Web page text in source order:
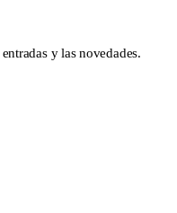
y las novedades.